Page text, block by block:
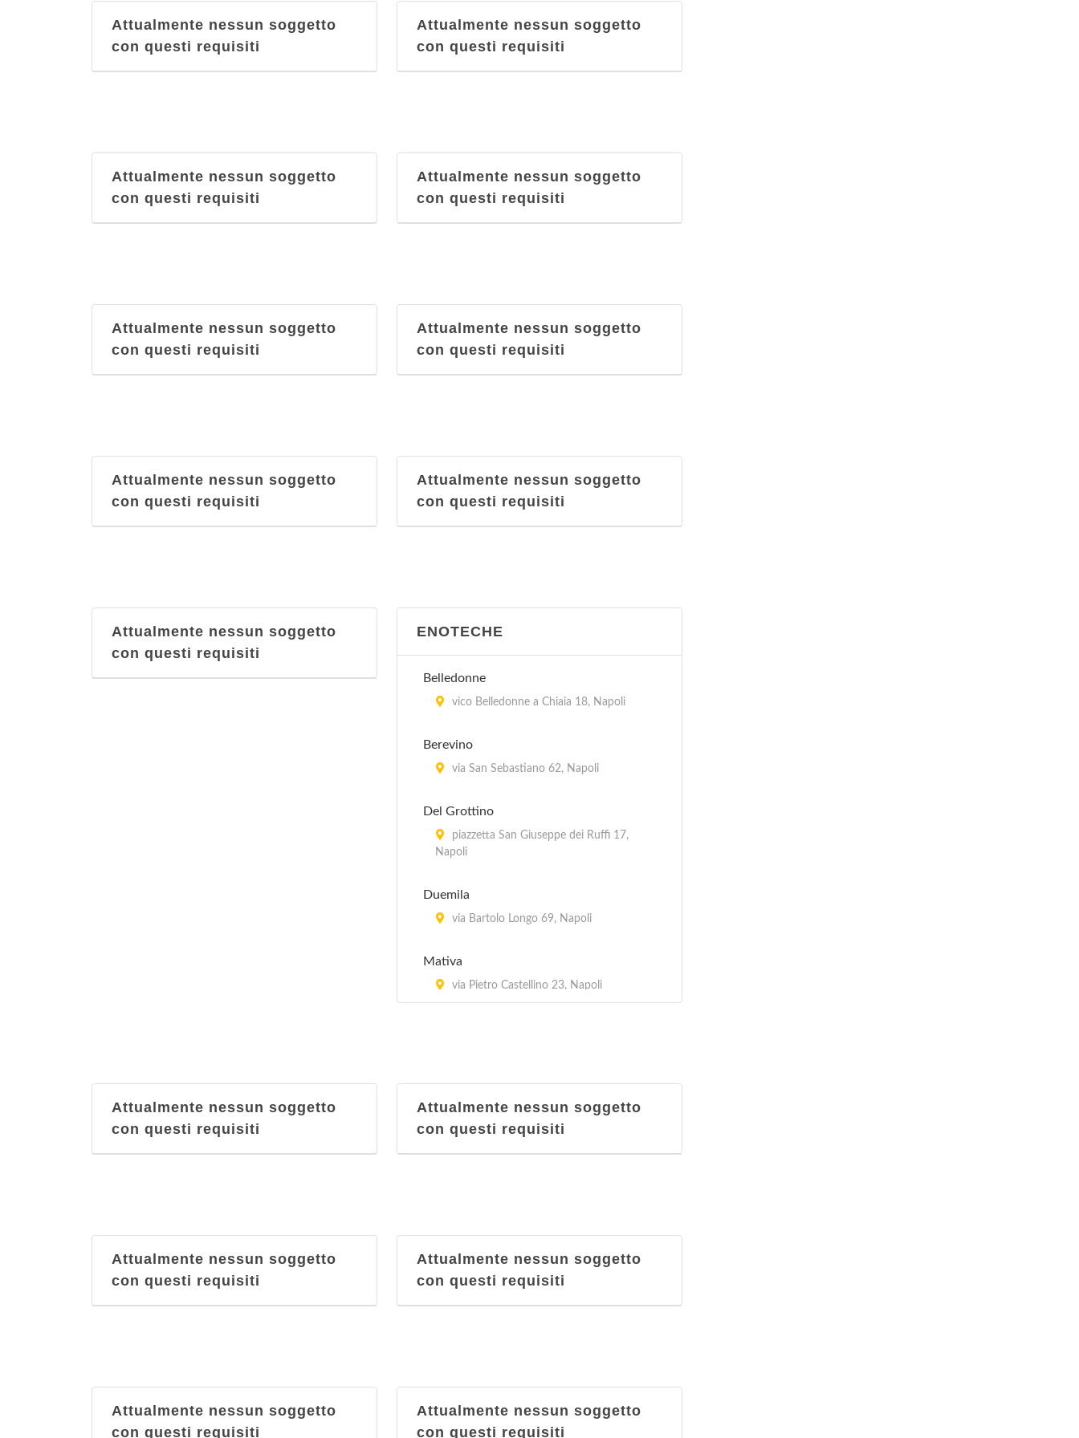
Attualmente nessun soggetto
con questi requisiti
Attualmente nessun soggetto
con questi requisiti
Attualmente nessun soggetto
con questi requisiti
Attualmente nessun soggetto
con questi requisiti
Attualmente nessun soggetto
con questi requisiti
Attualmente nessun soggetto
con questi requisiti
Attualmente nessun soggetto
con questi requisiti
Attualmente nessun soggetto
con questi requisiti
Attualmente nessun soggetto
con questi requisiti
ENOTECHE
Belledonne
vico Belledonne a Chiaia 18, Napoli
Berevino
via San Sebastiano 62, Napoli
Del Grottino
piazzetta San Giuseppe dei Ruffi 17,
Napoli
Duemila
via Bartolo Longo 69, Napoli
Mativa
via Pietro Castellino 23, Napoli
vico San Nicola alla Carità 13/14,
Napoli
viale Privato De Martino 22, Napoli
Attualmente nessun soggetto
con questi requisiti
Attualmente nessun soggetto
con questi requisiti
Attualmente nessun soggetto
con questi requisiti
Attualmente nessun soggetto
con questi requisiti
Attualmente nessun soggetto
con questi requisiti
Attualmente nessun soggetto
con questi requisiti